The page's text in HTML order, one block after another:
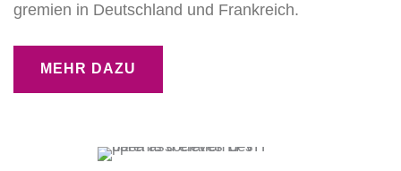
gremien in Deutschland und Frankreich.
MEHR DAZU